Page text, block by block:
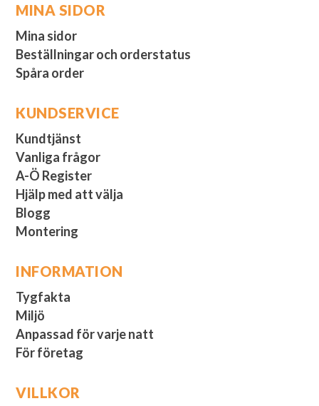
MINA SIDOR
Mina sidor
Beställningar och orderstatus
Spåra order
KUNDSERVICE
Kundtjänst
Vanliga frågor
A-Ö Register
Hjälp med att välja
Blogg
Montering
INFORMATION
Tygfakta
Miljö
Anpassad för varje natt
För företag
VILLKOR